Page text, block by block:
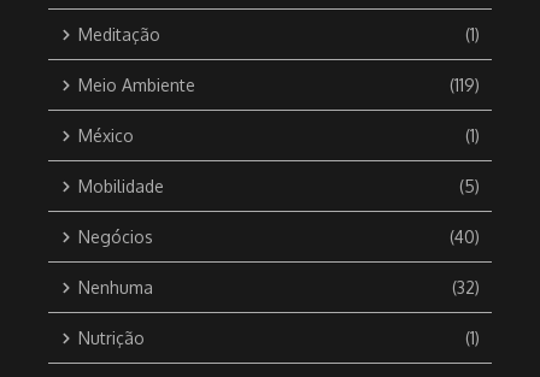
Meditação (1)
Meio Ambiente (119)
México (1)
Mobilidade (5)
Negócios (40)
Nenhuma (32)
Nutrição (1)